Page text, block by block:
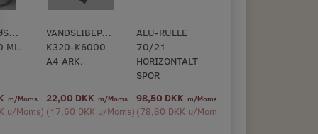
ML.
m/Moms
u/Moms)
VANDSLIBEPAPIR
K320-K6000
A4 ARK.
22,00 DKK m/Moms
(17,60 DKK u/Moms)
ALU-RULLE
70/21
HORIZONTALT
SPOR
98,50 DKK m/Moms
(78,80 DKK u/Moms